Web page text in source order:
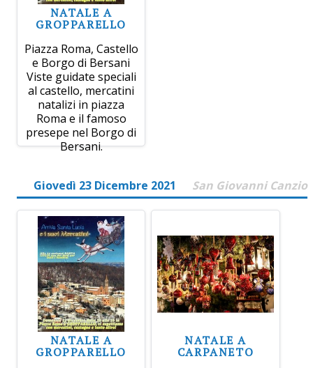
NATALE A
GROPPARELLO
Piazza Roma, Castello
e Borgo di Bersani
Viste guidate speciali
al castello, mercatini
natalizi in piazza
Roma e il famoso
presepe nel Borgo di
Bersani.
Giovedì 23 Dicembre 2021 San Giovanni Canzio
NATALE A
GROPPARELLO
NATALE A
CARPANETO